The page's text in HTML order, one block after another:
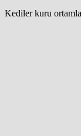
Kediler kuru